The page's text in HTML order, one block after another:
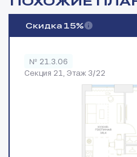
Скидка 15%
№ 21.3.06
Секция 21, Этаж 3/22